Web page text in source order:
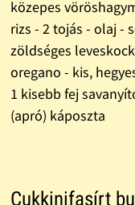
közepes
rizs - 2 tojás - olaj -
zöldséges
oregano - kis,
1 kisebb fej
(apró) káposzta
Cukkinifasírt